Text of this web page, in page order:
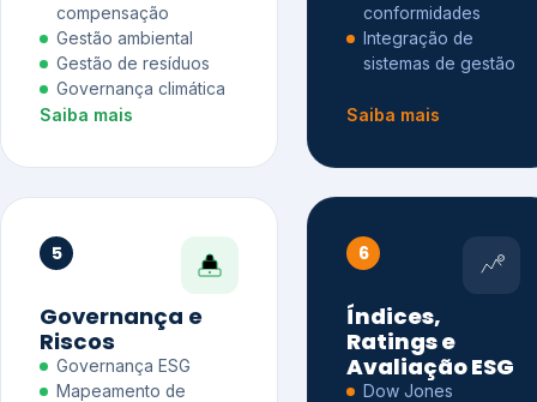
compensação
Gestão ambiental
Gestão de resíduos
Governança climática
Saiba mais
conformidades
Integração de
sistemas de gestão
Saiba mais
5
Governança e
Riscos
Governança ESG
Mapeamento de
6
Índices,
Ratings e
Avaliação ESG
Dow Jones